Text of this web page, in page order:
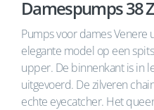
Damespumps 38
Pumps voor dames
elegante model op een
upper. De binnenkant is in
uitgevoerd. De zilveren
echte eyecatcher. Het